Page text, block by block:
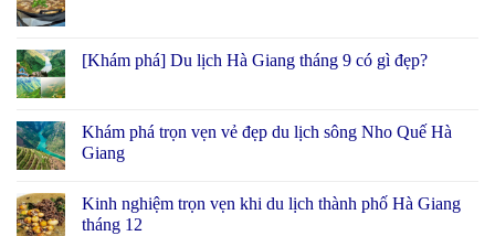
[Khám phá] Du lịch Hà Giang tháng 9 có gì đẹp?
Khám phá trọn vẹn vẻ đẹp du lịch sông Nho Quế Hà
Giang
Kinh nghiệm trọn vẹn khi du lịch thành phố Hà Giang
tháng 12